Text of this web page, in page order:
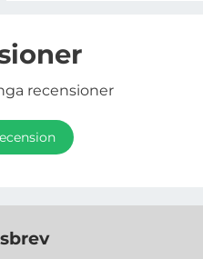
recensioner